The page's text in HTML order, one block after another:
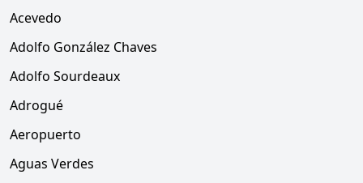
Acevedo
Adolfo González Chaves
Adolfo Sourdeaux
Adrogué
Aeropuerto
Aguas Verdes